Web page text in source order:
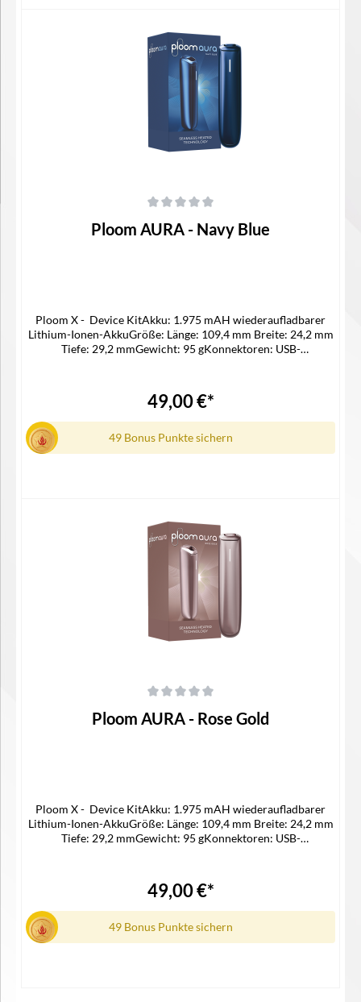
In den Warenkorb
Ploom AURA - Navy Blue
Ploom X - Device KitAkku: 1.975 mAH wiederaufladbarer
Lithium-Ionen-AkkuGröße: Länge: 109,4 mm Breite: 24,2 mm
Tiefe: 29,2 mmGewicht: 95 gKonnektoren: USB-
20 Sticks und 90 Minuten für 15 SticksSpannung: 5 V / 1.1
ALieferumfang1x Ploom AURA Jet1x USB-C Ladekabel1x
Steckdosenadapter1x Reinigungsstick
49,00 €*
49 Bonus Punkte sichern
In den Warenkorb
Ploom AURA - Rose Gold
Ploom X - Device KitAkku: 1.975 mAH wiederaufladbarer
Lithium-Ionen-AkkuGröße: Länge: 109,4 mm Breite: 24,2 mm
Tiefe: 29,2 mmGewicht: 95 gKonnektoren: USB-
20 Sticks und 90 Minuten für 15 SticksSpannung: 5 V / 1.1
ALieferumfang1x Ploom AURA Jet1x USB-C Ladekabel1x
Steckdosenadapter1x Reinigungsstick
49,00 €*
49 Bonus Punkte sichern